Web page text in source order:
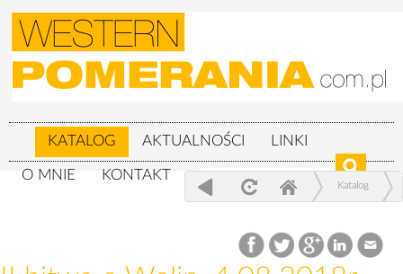
KATALOG AKTUALNOŚCI LINKI
O MNIE KONTAKT
Katalog
5.08.2018r.
II bitwa o Wolin, 4.08.2018r.